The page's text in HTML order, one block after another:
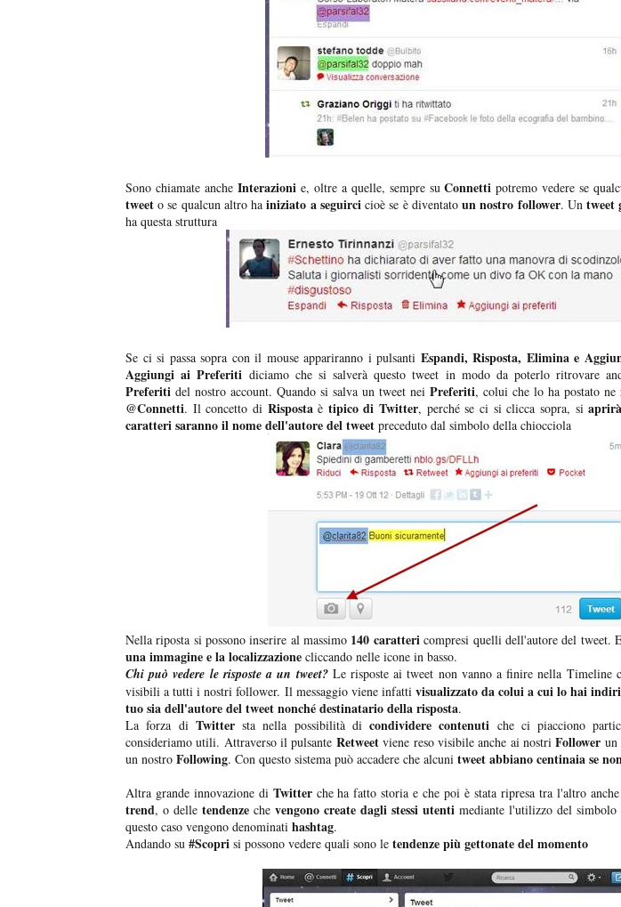
Sono chiamate ancheInterazioni e, oltre a quelle, sempre suConnettipotremo vedere se
tweet o se qualcun altro hainiziato a seguirci cioè se è diventatoun nostro follower. Untweet
ha questa struttura
Se ci si passa sopra con il mouse appariranno i pulsanti Espandi, Risposta, Elimina e
Aggiungi ai Preferiti diciamo che si salverà questo tweet in modo da poterlo ritrovare
Preferiti del nostro account. Quando si salva un tweet nei Preferiti, colui che lo ha postato ne
@Connetti. Il concetto di Risposta è tipico di Twitter, perché se ci si clicca sopra, si
caratteri saranno il nome dell'autore del tweet preceduto dal simbolo della chiocciola
Nella riposta si possono inserire al massimo 140 caratteri compresi quelli dell'autore del tweet.
una immagine e la localizzazione cliccando nelle icone in basso.
Chi può vedere le risposte a un tweet?Le risposte ai tweet non vanno a finire nella Timeline
visibili a tutti i nostri follower. Il messaggio viene infatti visualizzato da colui a cui lo hai
tuo sia dell'autore del tweet nonché destinatario della risposta.
La forza di Twittersta nella possibilità di condividere contenuti che ci piacciono
consideriamo utili. Attraverso il pulsante Retweetviene reso visibile anche ai nostriFollower un
un nostro Following. Con questo sistema può accadere che alcuni tweet abbiano centinaia se
Altra grande innovazione di Twitterche ha fatto storia e che poi è stata ripresa tra l'altro
trend, o delle tendenze che vengono create dagli stessi utenti mediante l'utilizzo del simbolo
questo caso vengono denominati hashtag.
Andando su #Scopri si possono vedere quali sono le tendenze più gettonate del momento